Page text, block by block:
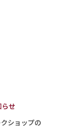
せ
ショップの